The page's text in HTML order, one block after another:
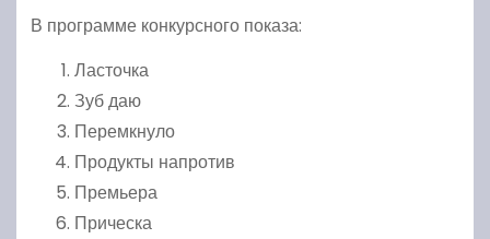
В программе конкурсного показа:
Ласточка
Зуб даю
Перемкнуло
Продукты напротив
Премьера
Прическа